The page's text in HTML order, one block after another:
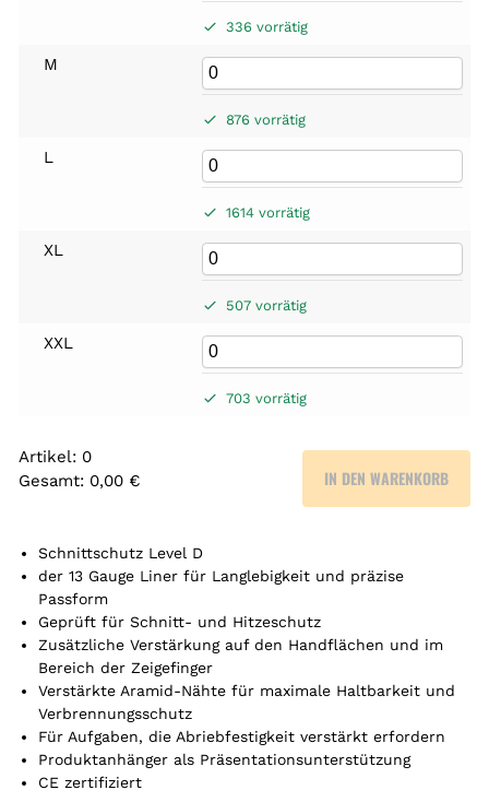
336 vorrätig
M
876 vorrätig
L
1614 vorrätig
XL
507 vorrätig
XXL
703 vorrätig
Artikel: 0
Gesamt: 0,00 €
r
t
k
e
.
o
u
IN DEN WARENKORB
Schnittschutz Level D
der 13 Gauge Liner für Langlebigkeit und präzise
Passform
Geprüft für Schnitt- und Hitzeschutz
Zusätzliche Verstärkung auf den Handflächen und im
Bereich der Zeigefinger
Verstärkte Aramid-Nähte für maximale Haltbarkeit und
Verbrennungsschutz
Für Aufgaben, die Abriebfestigkeit verstärkt erfordern
Produktanhänger als Präsentationsunterstützung
CE zertifiziert